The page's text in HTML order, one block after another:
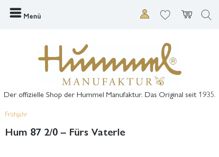
Menü
Der offizielle Shop der Hummel Manufaktur. Das Original seit 1935.
Frühjahr
Hum 87 2/0 – Fürs Vaterle